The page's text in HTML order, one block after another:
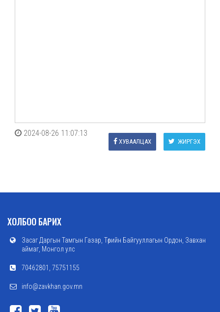
2024-08-26 11:07:13
ЖИРГЭХ
ХУВААЛЦАХ
ХОЛБОО БАРИХ
Засаг Даргын Тамгын Газар, Төрийн Байгууллагын Ордон, Завхан
аймаг, Монгол улс
70462801, 75751155
info@zavkhan.gov.mn